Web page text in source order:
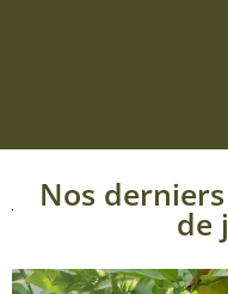
Nos
de